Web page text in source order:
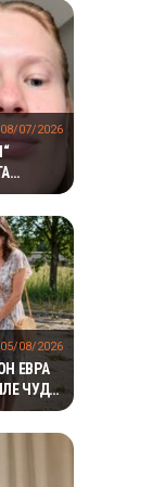
08/07/2026
ЕВРА
ЧУДО
05/08/2026